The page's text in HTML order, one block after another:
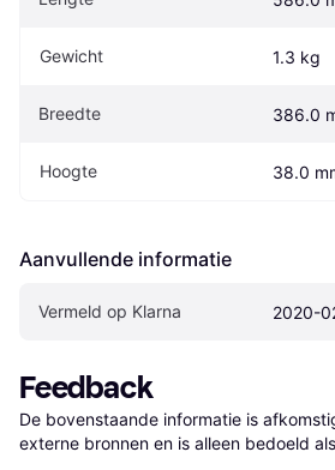
Gewicht 1.3 kg
Breedte 386.0
Hoogte 38.0
Aanvullende informatie
Vermeld op Klarna 2020-
Feedback
De bovenstaande informatie is
externe bronnen en is alleen bedoeld